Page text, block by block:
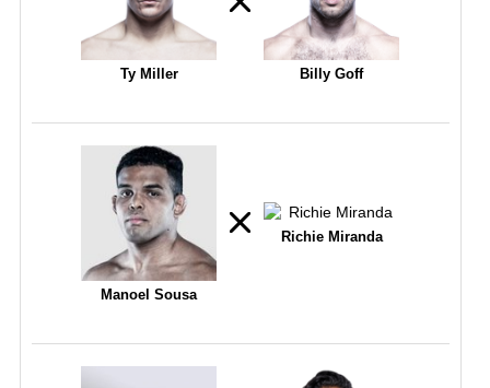
Ty Miller Billy Goff
Manoel Sousa
Richie Miranda